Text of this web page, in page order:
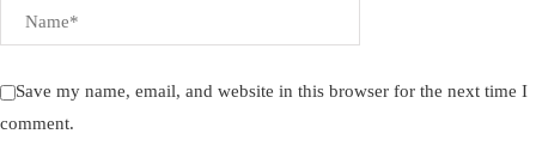
Save my name, email, and website in this browser for the next time I
comment.